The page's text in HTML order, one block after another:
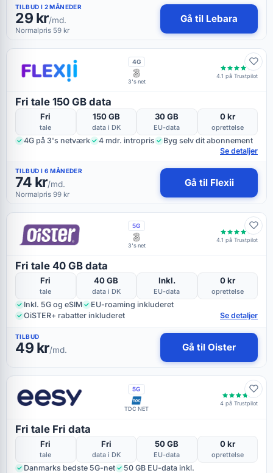
TILBUD I 2 MÅNEDER
29 kr/md.
Normalpris 59 kr
Gå til Lebara
4G
3's net
4.1 på Trustpilot
Fri tale 150 GB data
Fri
tale
150 GB
data i DK
30 GB
EU-data
0 kr
oprettelse
4G på 3's netværk 4 mdr. intropris
Byg selv dit abonnement
Se detaljer
TILBUD I 6 MÅNEDER
74 kr/md.
Normalpris 99 kr
Gå til Flexii
5G
3's net
4.1 på Trustpilot
Fri tale 40 GB data
Fri
tale
40 GB
data i DK
Inkl.
EU-data
0 kr
oprettelse
Inkl. 5G og eSIM
EU-roaming inkluderet
OiSTER+ rabatter inkluderet
Se detaljer
TILBUD
49 kr/md. Gå til Oister
5G
TDC NET
4 på Trustpilot
Fri tale Fri data
Fri
tale
Fri
data i DK
50 GB
EU-data
0 kr
oprettelse
Danmarks bedste 5G-net
50 GB EU-data inkl.